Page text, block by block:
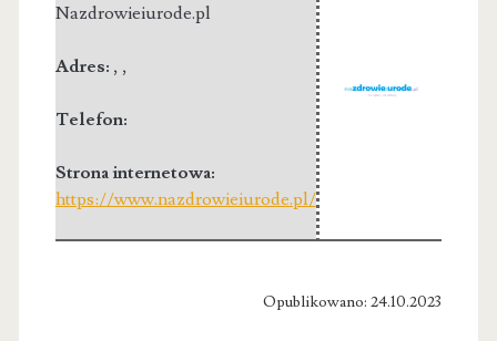
Nazdrowieiurode.pl
Adres: , ,
Telefon:
Strona internetowa:
https://www.nazdrowieiurode.pl/
Opublikowano: 24.10.2023